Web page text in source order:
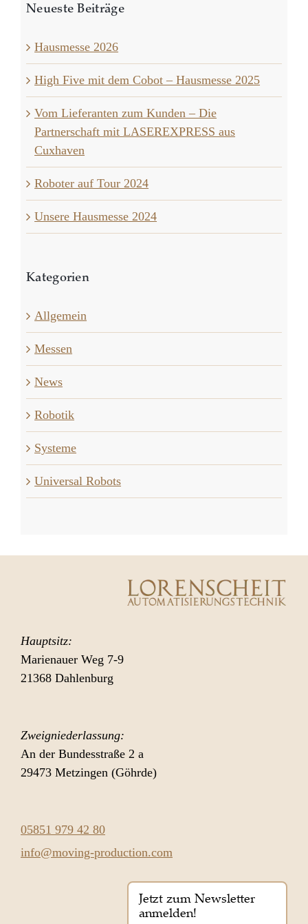
Neueste Beiträge
Hausmesse 2026
High Five mit dem Cobot – Hausmesse 2025
Vom Lieferanten zum Kunden – Die
Partnerschaft mit LASEREXPRESS aus
Cuxhaven
Roboter auf Tour 2024
Unsere Hausmesse 2024
Kategorien
Allgemein
Messen
News
Robotik
Systeme
Universal Robots
Hauptsitz:
Marienauer Weg 7-9
21368 Dahlenburg
Zweigniederlassung:
An der Bundesstraße 2 a
29473 Metzingen (Göhrde)
05851 979 42 80
info@moving-production.com
Jetzt zum Newsletter
anmelden!